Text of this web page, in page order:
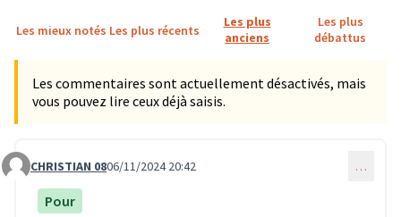
Les mieux notés Les plus récents
Les plus
anciens
Les plus
débattus
Les commentaires sont actuellement désactivés, mais
vous pouvez lire ceux déjà saisis.
Commentaire 2720
CHRISTIAN 0806/11/2024 20:42 …
Pour